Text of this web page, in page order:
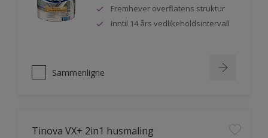
Fremhever overflatens struktur
Inntil 14 års vedlikeholdsintervall
Sammenligne
Tinova VX+ 2in1 husmaling